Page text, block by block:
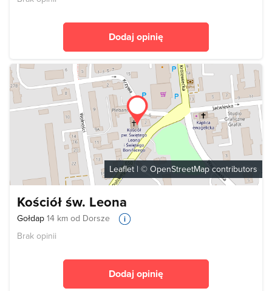
Dodaj opinię
Leaflet | © OpenStreetMapcontributors
Kościół św. Leona
Gołdap 14 km od Dorsze
Brak opinii
Dodaj opinię